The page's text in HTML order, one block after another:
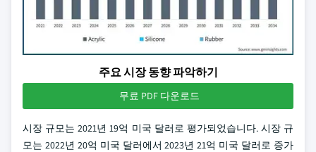
주요 시장 동향 파악하기
무료 PDF 다운로드
시장 규모는 2021년 19억 미국 달러로 평가되었습니다. 시장 규
모는 2022년 20억 미국 달러에서 2023년 21억 미국 달러로 증가